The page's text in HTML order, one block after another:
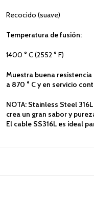
Recocido (suave)
Temperatura de fusión:
1400 ° C (2552 ° F)
Muestra buena
a 870 ° C y en servicio
NOTA: Stainless Steel
crea un gran sabor y
El cable SS316L es ideal